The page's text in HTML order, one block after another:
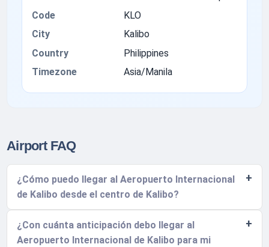
Code
KLO
City
Kalibo
Country
Philippines
Timezone
Asia/Manila
Airport FAQ
¿Cómo puedo llegar al Aeropuerto Internacional
de Kalibo desde el centro de Kalibo?
¿Con cuánta anticipación debo llegar al
Aeropuerto Internacional de Kalibo para mi